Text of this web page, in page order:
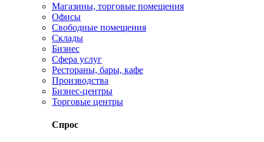
Магазины, торговые помещения
Офисы
Свободные помещения
Склады
Бизнес
Сфера услуг
Рестораны, бары, кафе
Производства
Бизнес-центры
Торговые центры
Спрос